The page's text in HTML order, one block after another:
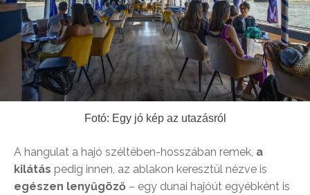
Fotó: Egy jó kép az utazásról
A hangulat a hajó széltében-hosszában remek, a
kilátás pedig innen, az ablakon keresztül nézve is
egészen lenyűgöző – egy dunai hajóút egyébként is